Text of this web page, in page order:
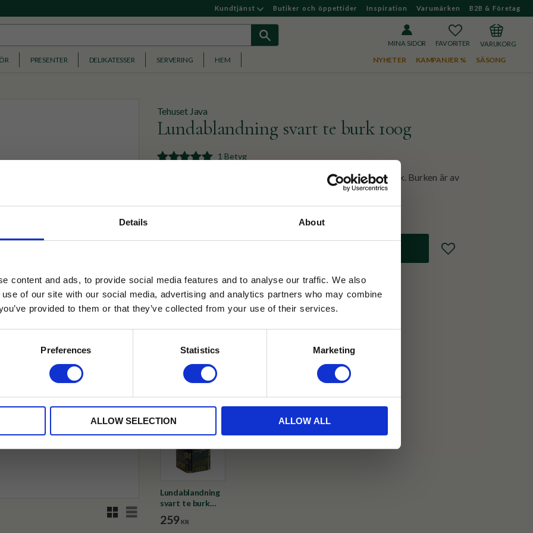
Details About
content and ads, to provide social media features and to analyse our traffic. We also
of our site with our social media, advertising and analytics partners who may combine
provided to them or that they’ve collected from your use of their services.
Preferences Statistics Marketing
ALLOW SELECTION ALLOW ALL
Kundtjänst Butiker och öppettider Inspiration Varumärken B2B & Företag
MINA SIDOR
FAVORITERKUNDVAGN
PRESENTER DELIKATESSER SERVERING HEM NYHETER KAMPANJER % SÄSONG
Tehuset Java
Lundablandning svart te burk 100g
1 Betyg
Vår klassiska Lundablandning i Tehuset Javas vackra plåtburk. Burken är av
plåt och är fylld med 100 gram av Lundablandning på lösvikt.
RutnätsvyListvy
Lägg till i favoriter
✓ Fri frakt över 399 kr
Visa alla produkter från Tehuset Java
Lundablandning
svart te burk
200g
259 KR
Läs mer
Rabatten fungerar endast
med andra erbjudanden.